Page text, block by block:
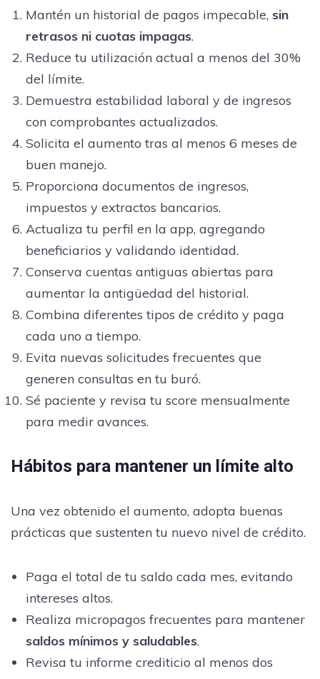
Mantén un historial de pagos impecable, sin
retrasos ni cuotas impagas.
Reduce tu utilización actual a menos del 30%
del límite.
Demuestra estabilidad laboral y de ingresos
con comprobantes actualizados.
Solicita el aumento tras al menos 6 meses de
buen manejo.
Proporciona documentos de ingresos,
impuestos y extractos bancarios.
Actualiza tu perfil en la app, agregando
beneficiarios y validando identidad.
Conserva cuentas antiguas abiertas para
aumentar la antigüedad del historial.
Combina diferentes tipos de crédito y paga
cada uno a tiempo.
Evita nuevas solicitudes frecuentes que
generen consultas en tu buró.
Sé paciente y revisa tu score mensualmente
para medir avances.
Hábitos para mantener un límite alto
Una vez obtenido el aumento, adopta buenas
prácticas que sustenten tu nuevo nivel de crédito.
Paga el total de tu saldo cada mes, evitando
intereses altos.
Realiza micropagos frecuentes para mantener
saldos mínimos y saludables.
Revisa tu informe crediticio al menos dos